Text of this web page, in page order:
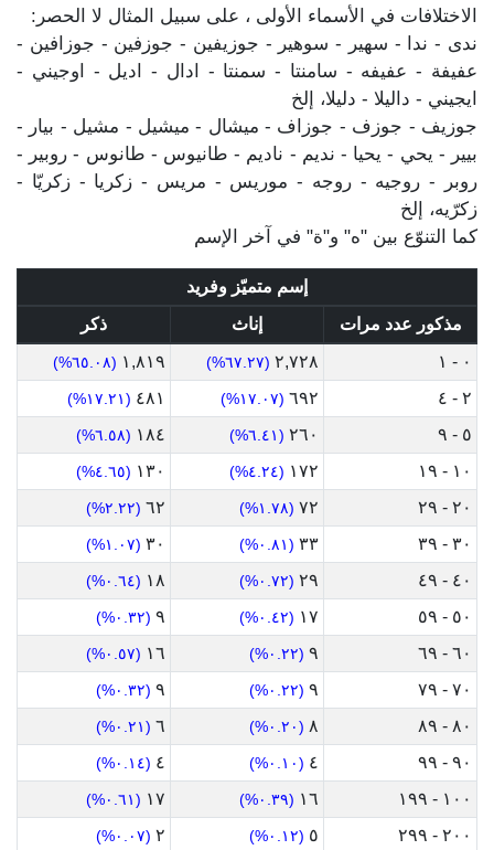
الاختلافات في الأسماء الأولى ، على سبيل المثال لا الحصر:
ندى - ندا - سهير - سوهير - جوزيفين - جوزفين - جوزافين -
عفيفة - عفيفه - سامنتا - سمنتا - ادال - اديل - اوجيني -
ايجيني - داليلا - دليلا، إلخ
جوزيف - جوزف - جوزاف - ميشال - ميشيل - مشيل - بيار -
بيير - يحي - يحيا - نديم - ناديم - طانيوس - طانوس - روبير -
روبر - روجيه - روجه - موريس - مريس - زكريا - زكريّا -
زكرّيه، إلخ
كما التنوّع بين "ه" و"ة" في آخر الإسم
إسم متميّز وفريد
مذكور عدد مرات
إناث
ذكر
٠ - ١
٢,٧٢٨ (٦٧.٢٧%) ١,٨١٩ (٦٥.٠٨%)
٢ - ٤ ٦٩٢ (١٧.٠٧%) ٤٨١ (١٧.٢١%)
٥ - ٩ ٢٦٠ (٦.٤١%) ١٨٤ (٦.٥٨%)
١٠ - ١٩ ١٧٢ (٤.٢٤%) ١٣٠ (٤.٦٥%)
٢٠ - ٢٩ ٧٢ (١.٧٨%) ٦٢ (٢.٢٢%)
٣٠ - ٣٩ ٣٣ (٠.٨١%) ٣٠ (١.٠٧%)
٤٠ - ٤٩ ٢٩ (٠.٧٢%) ١٨ (٠.٦٤%)
٥٠ - ٥٩ ١٧ (٠.٤٢%) ٩ (٠.٣٢%)
٦٠ - ٦٩ ٩ (٠.٢٢%) ١٦ (٠.٥٧%)
٧٠ - ٧٩ ٩ (٠.٢٢%) ٩ (٠.٣٢%)
٨٠ - ٨٩ ٨ (٠.٢٠%) ٦ (٠.٢١%)
٩٠ - ٩٩ ٤ (٠.١٠%) ٤ (٠.١٤%)
١٠٠ - ١٩٩ ١٦ (٠.٣٩%) ١٧ (٠.٦١%)
٢٠٠ - ٢٩٩ ٥ (٠.١٢%) ٢ (٠.٠٧%)